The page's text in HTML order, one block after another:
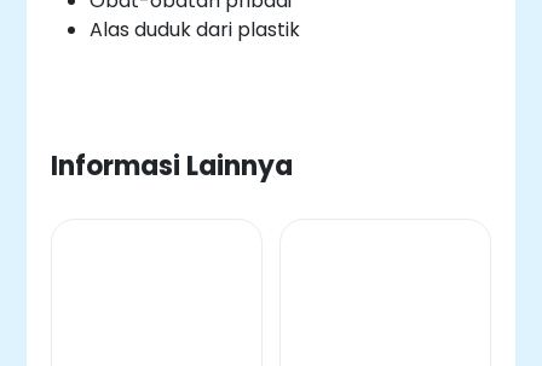
Alas duduk dari plastik
Informasi Lainnya